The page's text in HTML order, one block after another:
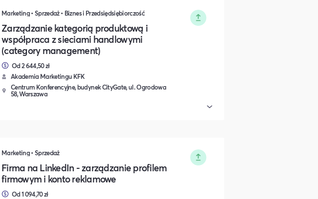
Marketing • Sprzedaż • Biznes i Przedsiędsiębiorczość
Zarządzanie kategorią produktową i
współpraca z sieciami handlowymi
(category management)
Od 2 644,50 zł
Akademia Marketingu KFK
Centrum Konferencyjne, budynek CityGate, ul. Ogrodowa
58, Warszawa
Marketing • Sprzedaż
Firma na LinkedIn - zarządzanie profilem
firmowym i konto reklamowe
Od 1 094,70 zł